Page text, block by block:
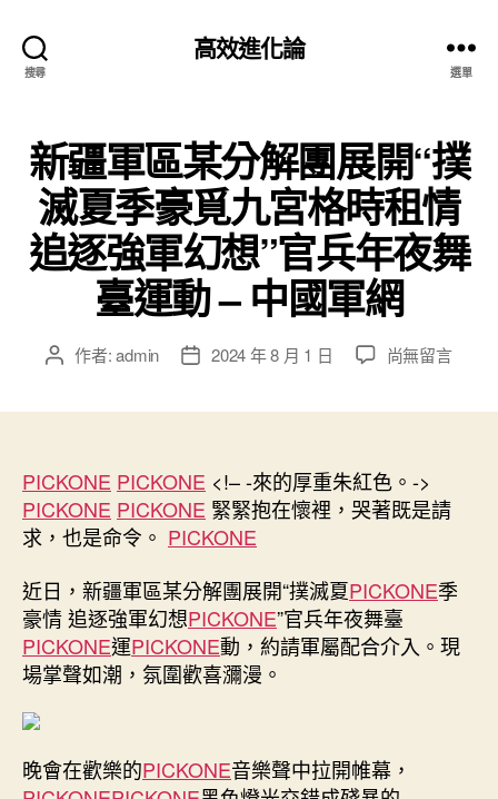
搜尋
高效進化論
選單
新疆軍區某分解團展開“撲
滅夏季豪覓九宮格時租情
追逐強軍幻想”官兵年夜舞
臺運動 – 中國軍網
文 作者:admin
文
期
2024 年 8 月 1 日
在
某
分
解
開
“撲
滅
九
宮
尚無留言
PICKONE PICKONE <!– -來的厚重朱紅色。->
PICKONE PICKONE 緊緊抱在懷裡，哭著既是請
求，也是命令。 PICKONE
近日，新疆軍區某分解團展開“撲滅夏PICKONE季
豪情 追逐強軍幻想PICKONE”官兵年夜舞臺
PICKONE運PICKONE動，約請軍屬配合介入。現
場掌聲如潮，氛圍歡喜瀰漫。
晚會在歡樂的PICKONE音樂聲中拉開帷幕，